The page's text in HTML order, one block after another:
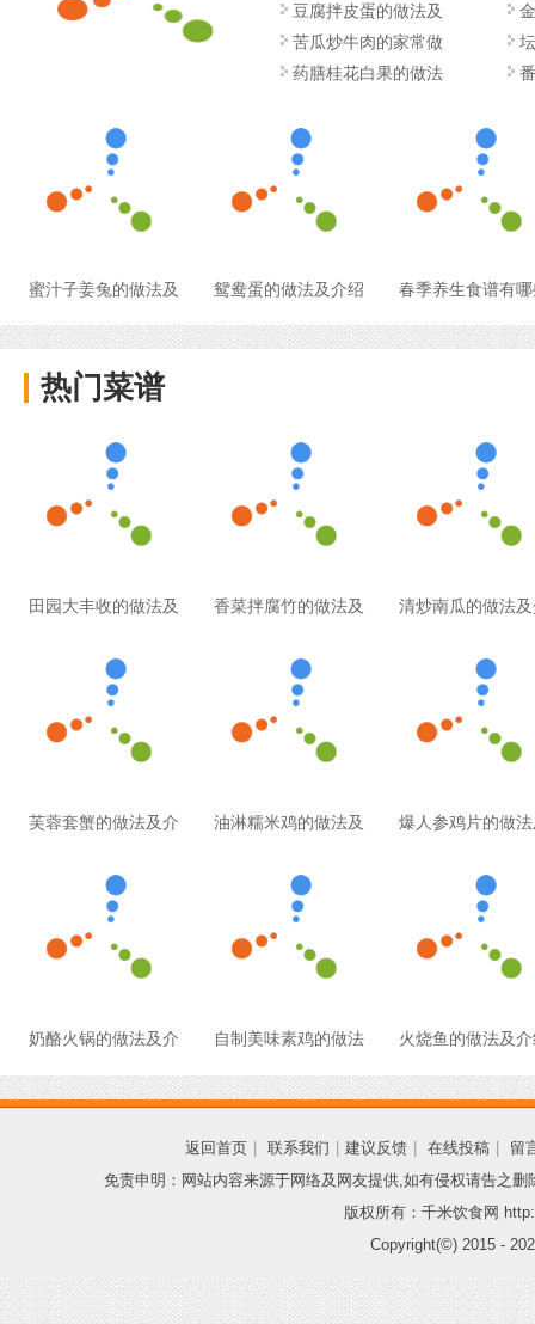
豆腐拌皮蛋的做法及
苦瓜炒牛肉的家常做
药膳桂花白果的做法
蜜汁子姜兔的做法及 鸳鸯蛋的做法及介绍 春季养生食谱有
热门菜谱
田园大丰收的做法及 香菜拌腐竹的做法及 清炒南瓜的做法
芙蓉套蟹的做法及介 油淋糯米鸡的做法及 爆人参鸡片的做
奶酪火锅的做法及介 自制美味素鸡的做法 火烧鱼的做法及
返回首页 联系我们 建议反馈 在线投稿
留
免责申明：网站内容来源于网络及网友提供,如有侵权请告之
版权所有：千米饮食网
Copyright(©) 2015 -